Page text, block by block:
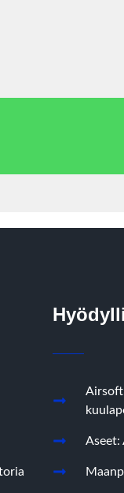
Aseet: